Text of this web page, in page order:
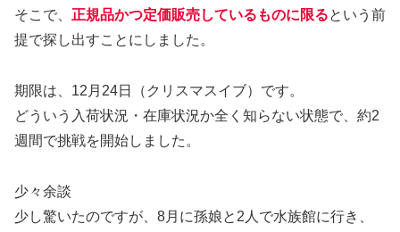
そこで、 正規品かつ定価販売しているものに限るという前
提で探し出すことにしました。
期限は、12月24日（クリスマスイブ）です。
どういう入荷状況・在庫状況か全く知らない状態で、約2
週間で挑戦を開始しました。
少々余談
少し驚いたのですが、8月に孫娘と2人で水族館に行き、